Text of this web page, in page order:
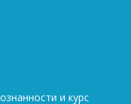
и курс